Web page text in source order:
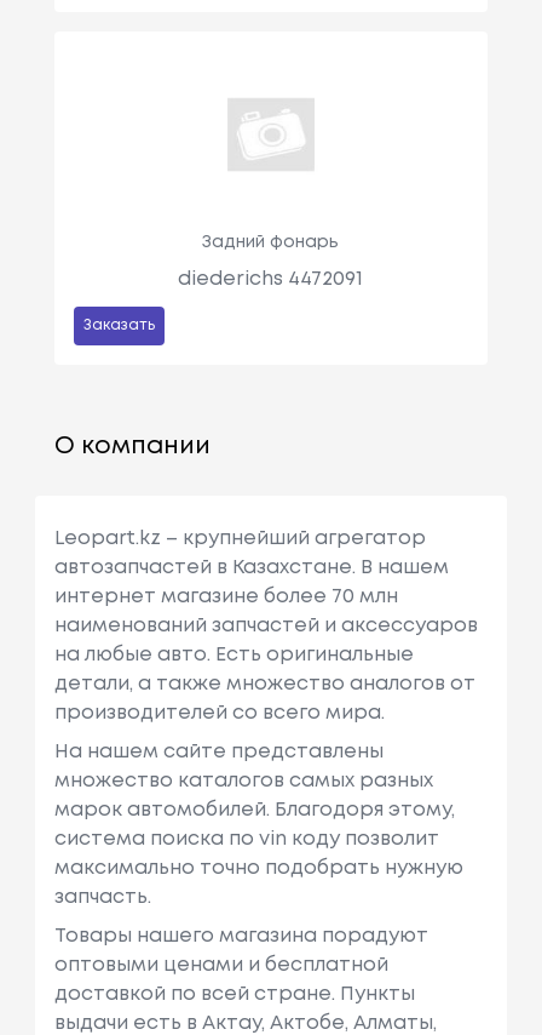
Задний фонарь
diederichs 4472091
Заказать
О компании
Leopart.kz – крупнейший агрегатор
автозапчастей в Казахстане. В нашем
интернет магазине более 70 млн
наименований запчастей и аксессуаров
на любые авто. Есть оригинальные
детали, а также множество аналогов от
производителей со всего мира.
На нашем сайте представлены
множество каталогов самых разных
марок автомобилей. Благодоря этому,
система поиска по vin коду позволит
максимально точно подобрать нужную
запчасть.
Товары нашего магазина порадуют
оптовыми ценами и бесплатной
доставкой по всей стране. Пункты
выдачи есть в Актау, Актобе, Алматы,